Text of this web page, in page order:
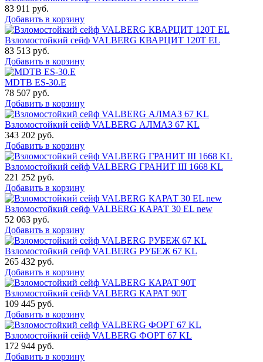
83 911 руб.
Добавить в корзину
Взломостойкий сейф VALBERG КВАРЦИТ 120Т EL
83 513 руб.
Добавить в корзину
MDTB ES-30.Е
78 507 руб.
Добавить в корзину
Взломостойкий сейф VALBERG АЛМАЗ 67 KL
343 202 руб.
Добавить в корзину
Взломостойкий сейф VALBERG ГРАНИТ III 1668 KL
221 252 руб.
Добавить в корзину
Взломостойкий сейф VALBERG КАРАТ 30 EL new
52 063 руб.
Добавить в корзину
Взломостойкий сейф VALBERG РУБЕЖ 67 KL
265 432 руб.
Добавить в корзину
Взломостойкий сейф VALBERG КАРАТ 90T
109 445 руб.
Добавить в корзину
Взломостойкий сейф VALBERG ФОРТ 67 KL
172 944 руб.
Добавить в корзину